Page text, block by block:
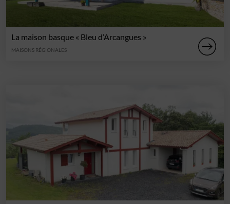
La maison basque « Bleu d’Arcangues »
MAISONS RÉGIONALES